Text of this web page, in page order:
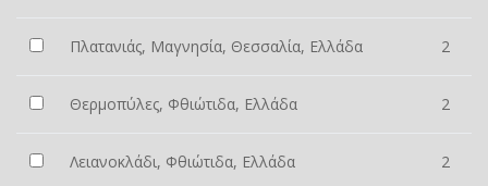
Πλατανιάς, Μαγνησία, Θεσσαλία, Ελλάδα 2
Θερμοπύλες, Φθιώτιδα, Ελλάδα 2
Λειανοκλάδι, Φθιώτιδα, Ελλάδα 2